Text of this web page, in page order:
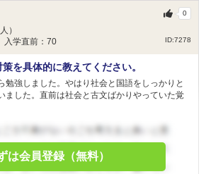
）
入学直前：70
ID:7278
0
を具体的に教えてください。
勉強しました。やはり社会と国語をしっかりと
ました。直前は社会と古文ばかりやっていた覚
は会員登録（無料）